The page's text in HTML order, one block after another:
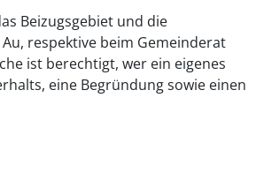
Beizugsgebiet und die
respektive beim Gemeinderat
ist berechtigt, wer ein eigenes
eine Begründung sowie einen